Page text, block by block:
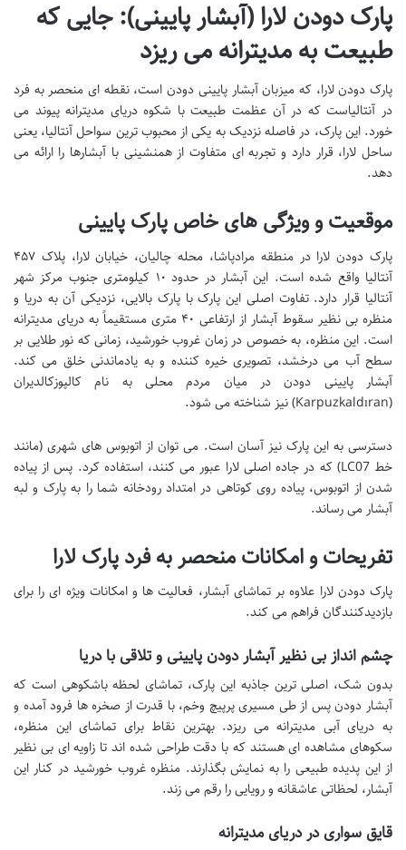
پارک دودن لارا (آبشار پایینی): جایی که
طبیعت به مدیترانه می ریزد
پارک دودن لارا، که میزبان آبشار پایینی دودن است، نقطه ای منحصر به فرد
در آنتالیاست که در آن عظمت طبیعت با شکوه دریای مدیترانه پیوند می
خورد. این پارک، در فاصله نزدیک به یکی از محبوب ترین سواحل آنتالیا، یعنی
ساحل لارا، قرار دارد و تجربه ای متفاوت از همنشینی با آبشارها را ارائه می
دهد.
موقعیت و ویژگی های خاص پارک پایینی
پارک دودن لارا در منطقه مرادپاشا، محله چالیان، خیابان لارا، پلاک ۴۵۷
آنتالیا واقع شده است. این آبشار در حدود ۱۰ کیلومتری جنوب مرکز شهر
آنتالیا قرار دارد. تفاوت اصلی این پارک با پارک بالایی، نزدیکی آن به دریا و
منظره بی نظیر سقوط آبشار از ارتفاعی ۴۰ متری مستقیماً به دریای مدیترانه
است. این منظره، به خصوص در زمان غروب خورشید، زمانی که نور طلایی بر
سطح آب می درخشد، تصویری خیره کننده و به یادماندنی خلق می کند.
آبشار پایینی دودن در میان مردم محلی به نام کالپوزکالدیران
(Karpuzkaldıran) نیز شناخته می شود.
دسترسی به این پارک نیز آسان است. می توان از اتوبوس های شهری (مانند
خط LC07) که در جاده اصلی لارا عبور می کنند، استفاده کرد. پس از پیاده
شدن از اتوبوس، پیاده روی کوتاهی در امتداد رودخانه شما را به پارک و لبه
آبشار می رساند.
تفریحات و امکانات منحصر به فرد پارک لارا
پارک دودن لارا علاوه بر تماشای آبشار، فعالیت ها و امکانات ویژه ای را برای
بازدیدکنندگان فراهم می کند.
چشم انداز بی نظیر آبشار دودن پایینی و تلاقی با دریا
بدون شک، اصلی ترین جاذبه این پارک، تماشای لحظه باشکوهی است که
آبشار دودن پس از طی مسیری پرپیچ وخم، با قدرت از صخره ها فرود آمده و
به دریای آبی مدیترانه می ریزد. بهترین نقاط برای تماشای این منظره،
سکوهای مشاهده ای هستند که با دقت طراحی شده اند تا زاویه ای بی نظیر
از این پدیده طبیعی را به نمایش بگذارند. منظره غروب خورشید در کنار این
آبشار، لحظاتی عاشقانه و رویایی را رقم می زند.
قایق سواری در دریای مدیترانه